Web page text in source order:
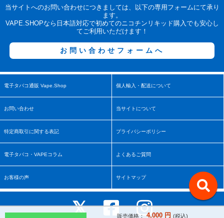
販売価格： 4,000 円 (税込)
当サイトへのお問い合わせにつきましては、以下の専用フォームにて承り
ます。
VAPE.SHOPなら日本語対応で初めてのニコチンリキッド購入でも安心し
てご利用いただけます！
お問い合わせフォームへ
電子タバコ通販 Vape.Shop 個人輸入・配送について
お問い合わせ 当サイトについて
特定商取引に関する表記 プライバシーポリシー
電子タバコ・VAPEコラム よくあるご質問
お客様の声 サイトマップ